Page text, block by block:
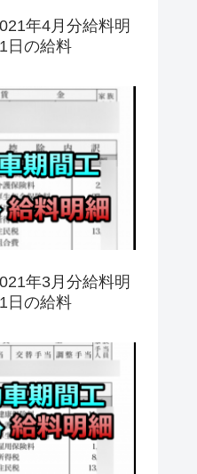
年4月分給料明
日の給料
年3月分給料明
日の給料